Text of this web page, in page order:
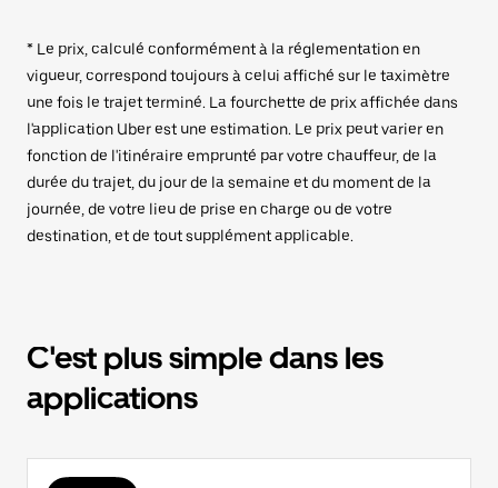
* Le prix, calculé conformément à la réglementation en
vigueur, correspond toujours à celui affiché sur le taximètre
une fois le trajet terminé. La fourchette de prix affichée dans
l'application Uber est une estimation. Le prix peut varier en
fonction de l'itinéraire emprunté par votre chauffeur, de la
durée du trajet, du jour de la semaine et du moment de la
journée, de votre lieu de prise en charge ou de votre
destination, et de tout supplément applicable.
C'est plus simple dans les
applications